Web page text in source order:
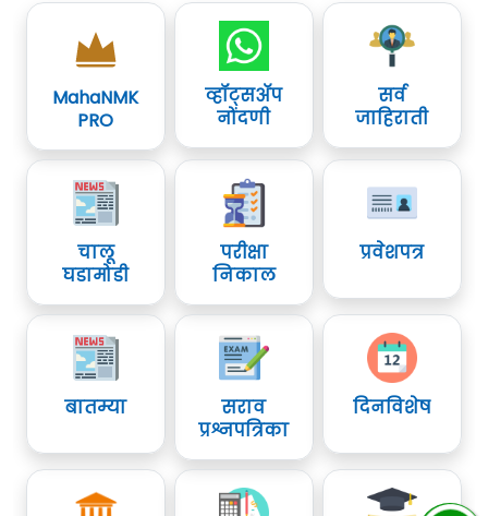
MahaNMK
PRO
व्हॉट्सॲप
नोंदणी
सर्व
जाहिराती
चालू
घडामोडी
परीक्षा
निकाल
प्रवेशपत्र
बातम्या
सराव
प्रश्नपत्रिका
दिनविशेष